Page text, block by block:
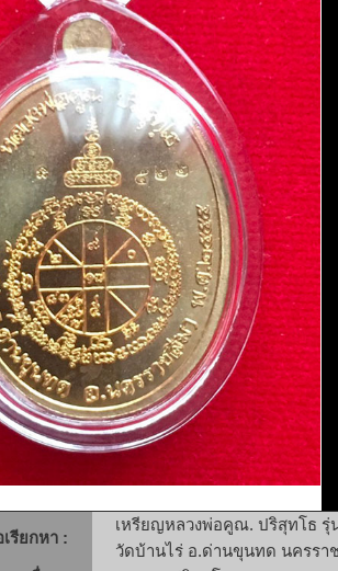
รียกหา :
เหรียญหลวงพ่อคูณ. ปริสุทโธ รุ่
วัดบ้านไร่ อ.ด่านขุนทด นครรา